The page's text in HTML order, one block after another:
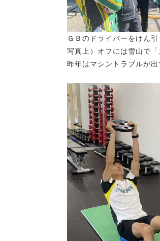
ＧＢのドライバーをけん
写真上）オフには雪山で
昨年はマシントラブルが